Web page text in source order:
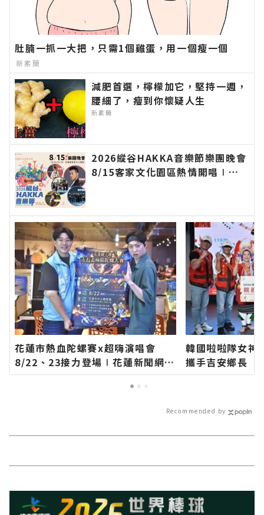
肚腩一抓一大把，只需1個雞蛋，用一個瘦一個
新素簡
減肥首選，檸檬加它，堅持一週，
腰細了，瘦到你懷疑人生
新素簡
2026縱谷HAKKA音樂節樂團晚會
8/15客家文化園區熱情開唱∣花
訊！
花蓮市熱血陀螺賽x超嗨演唱會
8/22、23接力登場∣花蓮新聞網官
方網站各類新聞－最快速的今日新
聞報導 最新的在地資訊！
韓國啦啦隊女神
攜手吉安鄉長
加「山海共鳴•
導 最新的在地
Recommended by